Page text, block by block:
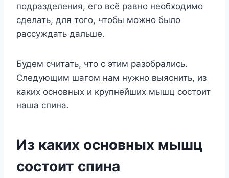
подразделения, его всё равно необходимо
сделать, для того, чтобы можно было
рассуждать дальше.
Будем считать, что с этим разобрались.
Следующим шагом нам нужно выяснить, из
каких основных и крупнейших мышц состоит
наша спина.
Из каких основных мышц
состоит спина